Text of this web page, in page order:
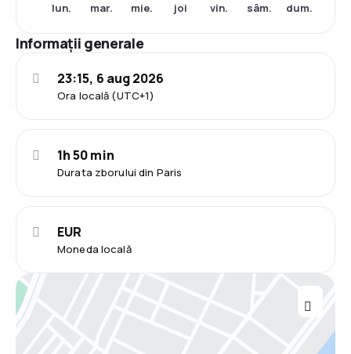
lun. mar. mie. joi vin. sâm. dum.
Informații generale
Ora locală (UTC+1)
23:15, 6 aug 2026
Durata zborului din Paris
1h 50 min
Moneda locală
EUR